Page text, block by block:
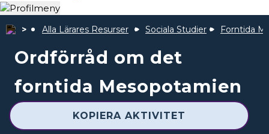
Alla Lärares Resurser Sociala Studier Forntida
Ordförråd om det
forntida Mesopotamien
KOPIERA AKTIVITET